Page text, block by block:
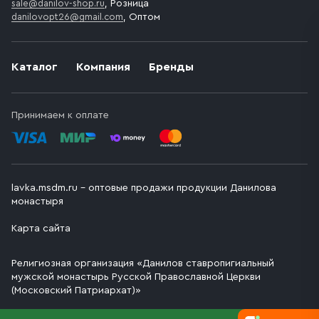
Каталог Компания Бренды
Принимаем к оплате
sale@danilov-shop.ru, Розница
danilovopt26@gmail.com, Оптом
lavka.msdm.ru – оптовые продажи продукции Данилова
монастыря
Карта сайта
Религиозная организация «Данилов ставропигиальный
мужской монастырь Русской Православной Церкви
(Московский Патриархат)»